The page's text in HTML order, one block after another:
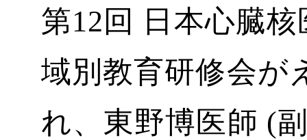
第12回 日本心臓
域別教育研修会が
れ、東野博医師 (